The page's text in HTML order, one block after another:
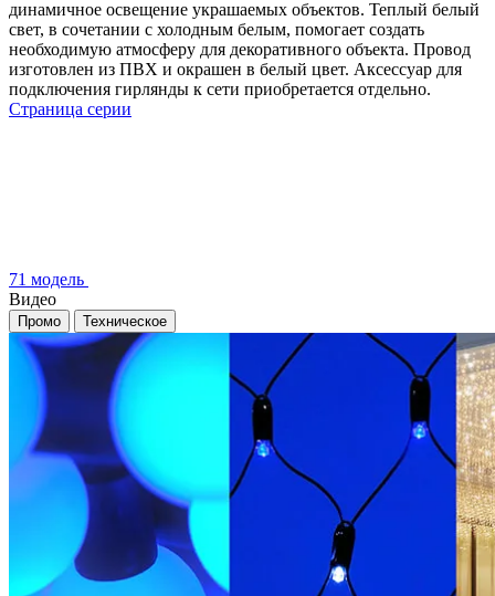
динамичное освещение украшаемых объектов. Теплый белый
свет, в сочетании с холодным белым, помогает создать
необходимую атмосферу для декоративного объекта. Провод
изготовлен из ПВХ и окрашен в белый цвет. Аксессуар для
подключения гирлянды к сети приобретается отдельно.
Страница серии
71 модель
Видео
Промо Техническое